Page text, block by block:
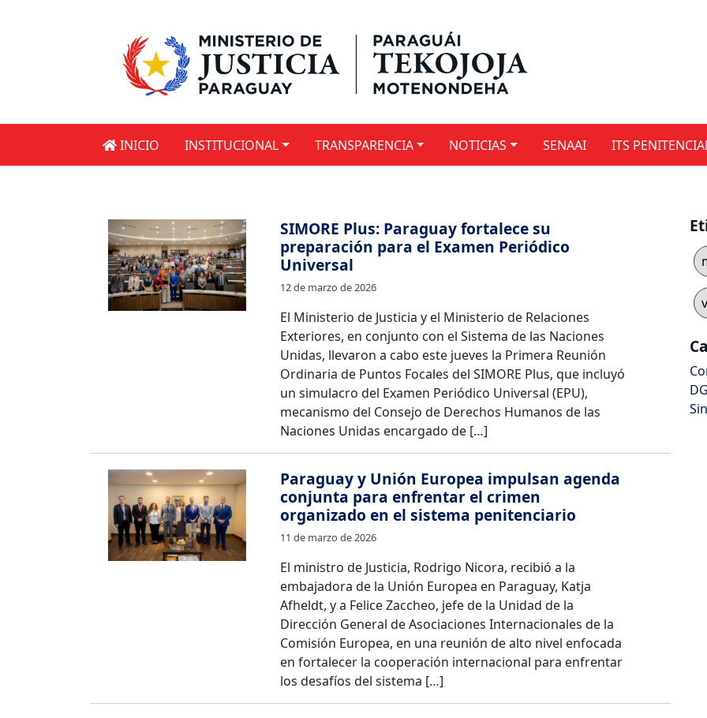
INICIO INSTITUCIONAL TRANSPARENCIA NOTICIAS SENAAI ITS
SIMORE Plus: Paraguay fortalece su
preparación para el Examen Periódico
Universal
12 de marzo de 2026
El Ministerio de Justicia y el Ministerio de Relaciones
Exteriores, en conjunto con el Sistema de las Naciones
Unidas, llevaron a cabo este jueves la Primera Reunión
Ordinaria de Puntos Focales del SIMORE Plus, que incluyó
un simulacro del Examen Periódico Universal (EPU),
mecanismo del Consejo de Derechos Humanos de las
Naciones Unidas encargado de […]
Paraguay y Unión Europea impulsan agenda
conjunta para enfrentar el crimen
organizado en el sistema penitenciario
11 de marzo de 2026
El ministro de Justicia, Rodrigo Nicora, recibió a la
embajadora de la Unión Europea en Paraguay, Katja
Afheldt, y a Felice Zaccheo, jefe de la Unidad de la
Dirección General de Asociaciones Internacionales de la
Comisión Europea, en una reunión de alto nivel enfocada
en fortalecer la cooperación internacional para enfrentar
los desafíos del sistema […]